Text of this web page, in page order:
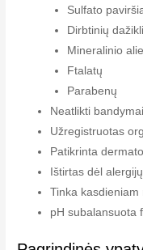
Sulfato
Dirbtinių
Mineralinio
Ftalatų
Parabenų
Neatlikti
Užregistruotas
Patikrinta
Ištirtas dėl alergijų
Tinka
pH subalansuota